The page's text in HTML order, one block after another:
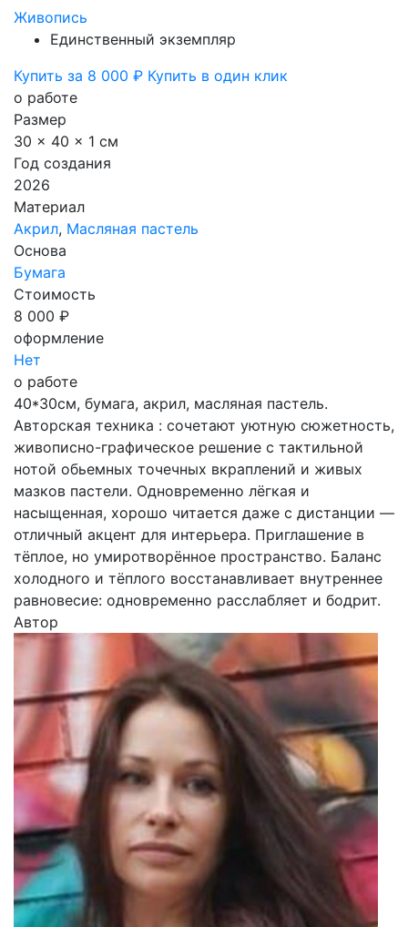
Живопись
Единственный экземпляр
Купить за 8 000 ₽ Купить в один клик
о работе
Размер
30 x 40 x 1 см
Год создания
2026
Материал
Акрил, Масляная пастель
Основа
Бумага
Стоимость
8 000 ₽
оформление
Нет
о работе
40*30см, бумага, акрил, масляная пастель.
Авторская техника : сочетают уютную сюжетность,
живописно-графическое решение с тактильной
нотой обьемных точечных вкраплений и живых
мазков пастели. Одновременно лёгкая и
насыщенная, хорошо читается даже с дистанции —
отличный акцент для интерьера. Приглашение в
тёплое, но умиротворённое пространство. Баланс
холодного и тёплого восстанавливает внутреннее
равновесие: одновременно расслабляет и бодрит.
Автор